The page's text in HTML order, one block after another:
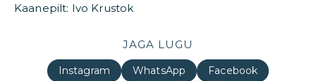
Kaanepilt: Ivo Krustok
JAGA LUGU
Instagram WhatsApp
Facebook